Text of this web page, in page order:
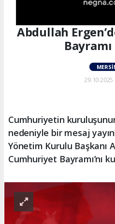
Abdullah
Bayramı
29.10.2025
Cumhuriyetin
nedeniyle bir mesaj
Yönetim Kurulu Başkanı
Cumhuriyet Bayramı’nı